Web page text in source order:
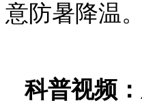
意防暑降温。
科普视频